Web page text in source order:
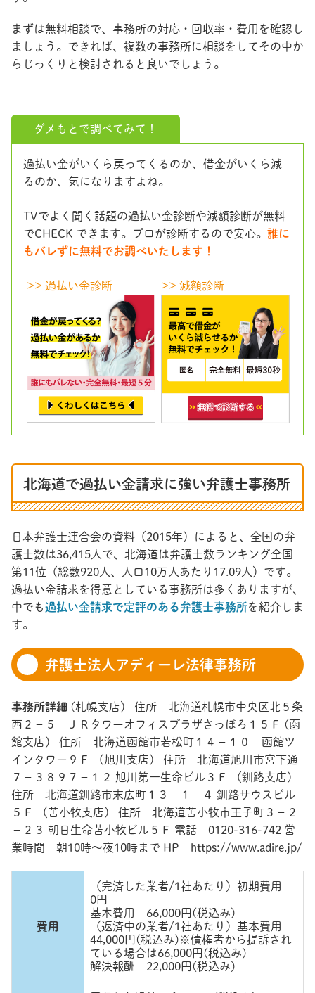
まずは無料相談で、事務所の対応・回収率・費用を確認し
ましょう。できれば、複数の事務所に相談をしてその中か
らじっくりと検討されると良いでしょう。
ダメもとで調べてみて！
過払い金がいくら戻ってくるのか、借金がいくら減
るのか、気になりますよね。
TVでよく聞く話題の過払い金診断や減額診断が無料
でCHECK できます。プロが診断するので安心。 誰に
もバレずに無料でお調べいたします！
>> 過払い金診断 >> 減額診断
北海道で過払い金請求に強い弁護士事務所
日本弁護士連合会の資料（2015年）によると、全国の弁
護士数は36,415人で、北海道は弁護士数ランキング全国
第11位（総数920人、人口10万人あたり17.09人）です。
過払い金請求を得意としている事務所は多くありますが、
中でも過払い金請求で定評のある弁護士事務所を紹介しま
す。
弁護士法人アディーレ法律事務所
事務所詳細 (札幌支店） 住所 北海道札幌市中央区北５条
西２－５ ＪＲタワーオフィスプラザさっぽろ１５Ｆ (函
館支店） 住所 北海道函館市若松町１４－１０ 函館ツ
インタワー９Ｆ （旭川支店） 住所 北海道旭川市宮下通
７－３８９７－１２ 旭川第一生命ビル３Ｆ （釧路支店）
住所 北海道釧路市末広町１３－１－４ 釧路サウスビル
５Ｆ （苫小牧支店） 住所 北海道苫小牧市王子町３－２
－２３ 朝日生命苫小牧ビル５Ｆ 電話 0120-316-742 営
業時間 朝10時～夜10時まで HP https://www.adire.jp/
費用
（完済した業者/1社あたり）初期費用
0円
基本費用 66,000円(税込み)
（返済中の業者/1社あたり）基本費用
44,000円(税込み)※債権者から提訴され
ている場合は66,000円(税込み)
解決報酬 22,000円(税込み)